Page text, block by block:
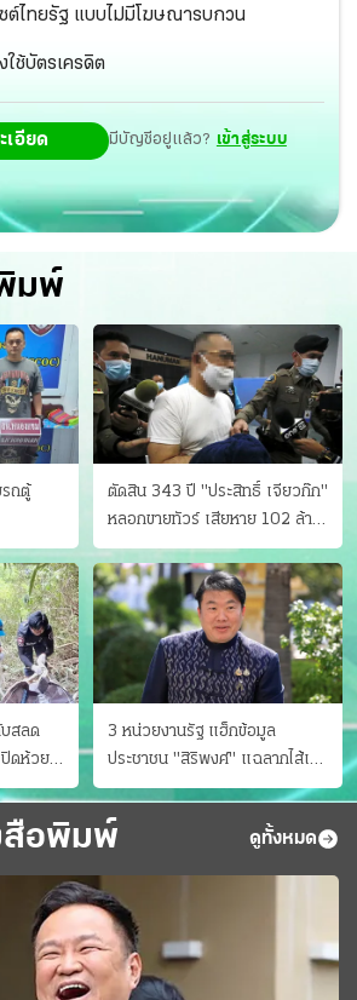
ต์ไทยรัฐ แบบไม่มีโฆษณารบกวน
ใช้บัตรเครดิต
เอียด มีบัญชีอยู่แล้ว? เข้าสู่ระบบ
มพ์
ถตู้
ตัดสิน 343 ปี "ประสิทธิ์ เจียวก๊ก"
หลอกขายทัวร์ เสียหาย 102 ล้าน
มีเหยื่อ 173 คน
บสลด
ปิดห้วย
3 หน่วยงานรัฐ แฮ็กข้อมูล
ประชาชน "สิริพงศ์" แฉลากไส้เอง
"หนู" กอด "หนิม" สยบลือ
อพิมพ์ ดูทั้งหมด